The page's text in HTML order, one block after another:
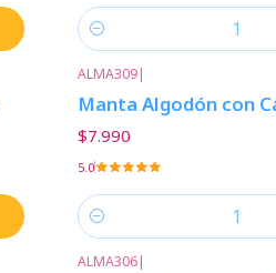
Cantidad
ALMA309|
Manta Algodón con
$7.990
5.0
Cantidad
ALMA306|